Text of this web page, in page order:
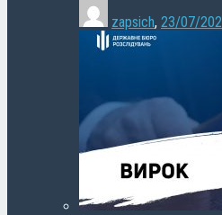
zapsich, 23/07/